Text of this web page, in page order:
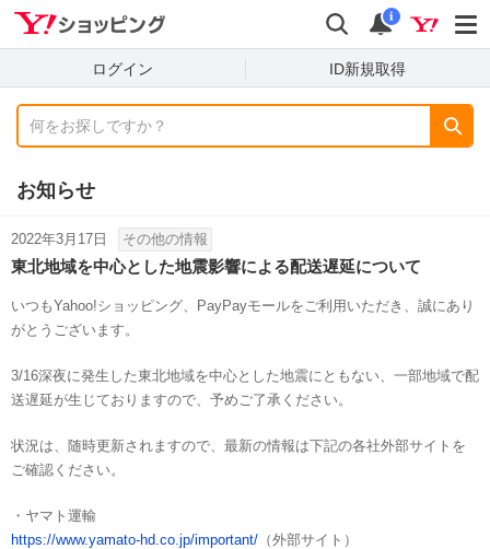
検索
通知
i
ログイン ID新規取得
お知らせ
2022年3月17日 その他の情報
東北地域を中心とした地震影響による配送遅延について
いつもYahoo!ショッピング、PayPayモールをご利用いただき、誠にあり
がとうございます。
3/16深夜に発生した東北地域を中心とした地震にともない、一部地域で配
送遅延が生じておりますので、予めご了承ください。
状況は、随時更新されますので、最新の情報は下記の各社外部サイトを
ご確認ください。
・ヤマト運輸
https://www.yamato-hd.co.jp/important/ （外部サイト）